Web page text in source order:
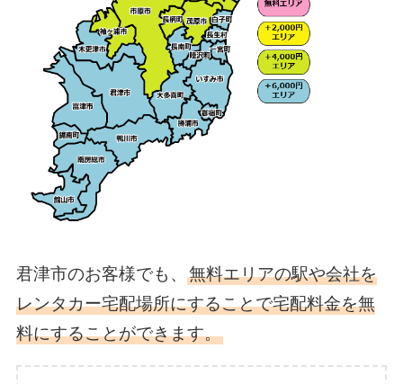
君津市のお客様でも、 無料エリアの駅や会社を
レンタカー宅配場所にすることで宅配料金を無
料にすることができます。